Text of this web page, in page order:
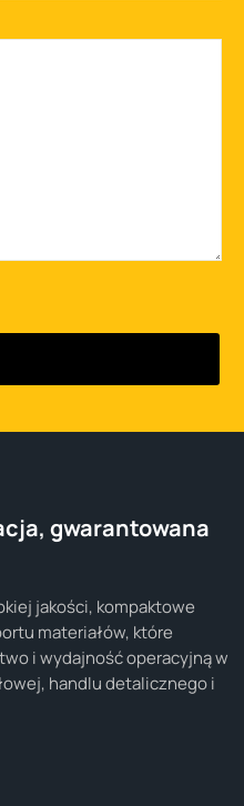
gwarantowana
jakości, kompaktowe
materiałów, które
i wydajność operacyjną w
handlu detalicznego i